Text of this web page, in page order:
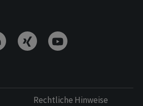
Rechtliche Hinweise